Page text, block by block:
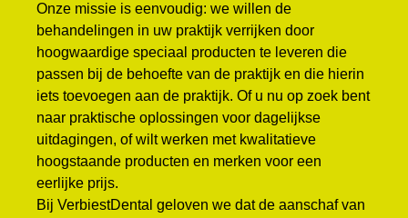
Onze missie is eenvoudig: we willen de
behandelingen in uw praktijk verrijken door
hoogwaardige speciaal producten te leveren die
passen bij de behoefte van de praktijk en die hierin
iets toevoegen aan de praktijk. Of u nu op zoek bent
naar praktische oplossingen voor dagelijkse
uitdagingen, of wilt werken met kwalitatieve
hoogstaande producten en merken voor een
eerlijke prijs.
Bij VerbiestDental geloven we dat de aanschaf van